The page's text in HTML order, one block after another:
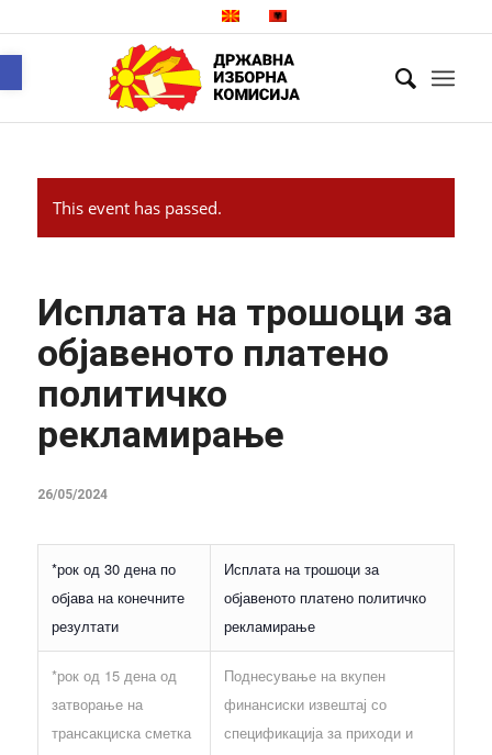
This event has passed.
Исплата на трошоци за
објавеното платено
политичко
рекламирање
26/05/2024
*рок од 30 дена по
објава на конечните
резултати
Исплата на трошоци за
објавеното платено политичко
рекламирање
*рок од 15 дена од
затворање на
трансакциска сметка
Поднесување на вкупен
финансиски извештај со
спецификација за приходи и
Open toolbar